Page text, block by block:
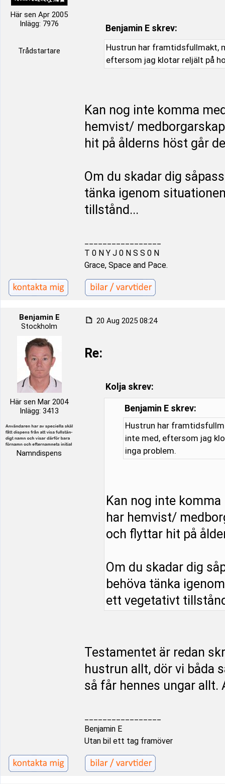
Här sen Apr 2005
Inlägg: 7976
Trådstartare
Benjamin E skrev:
Hustrun har framtidsfullmakt,
eftersom jag klotar reljält på
Kan nog inte komma
hemvist/
hit på ålderns höst går
Om du skadar dig
tänka igenom
tillstånd...
T 0 N Y J 0 N S S 0 N
Grace, Space and Pace.
Benjamin E
Stockholm
Här sen Mar 2004
Inlägg: 3413
Namndispens
20 Aug 2025 08:24
Re:
Kolja skrev:
Benjamin E skrev:
Hustrun har
inte med, eftersom jag
inga problem.
Kan nog inte
har hemvist/
och flyttar hit på
Om du skadar dig
behöva tänka
ett vegetativt
Testamentet är redan
hustrun allt, dör vi båda
så får hennes ungar
Benjamin E
Utan bil ett tag framöver